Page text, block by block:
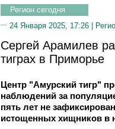
Регион сегодня
24 Января 2025, 17:26 |
Сергей Арамилев
тиграх в Приморье
Центр "Амурский тигр"
наблюдений за
пять лет не
истощенных хищников в